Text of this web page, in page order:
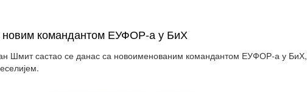
командантом ЕУФОР-а у БиХ
Шмит састао се данас са новоименованим командантом ЕУФОР-а у БиХ,